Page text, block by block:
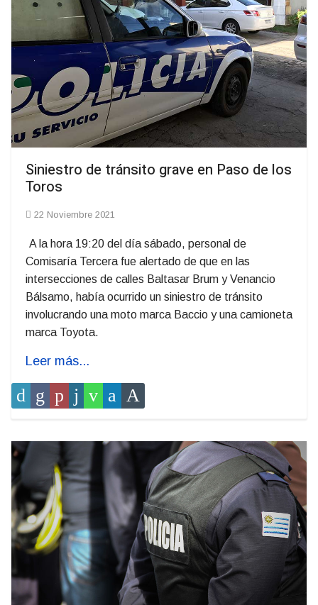
Siniestro de tránsito grave en Paso de los
Toros
22 Noviembre 2021
A la hora 19:20 del día sábado, personal de
Comisaría Tercera fue alertado de que en las
intersecciones de calles Baltasar Brum y Venancio
Bálsamo, había ocurrido un siniestro de tránsito
involucrando una moto marca Baccio y una camioneta
marca Toyota.
Leer más...